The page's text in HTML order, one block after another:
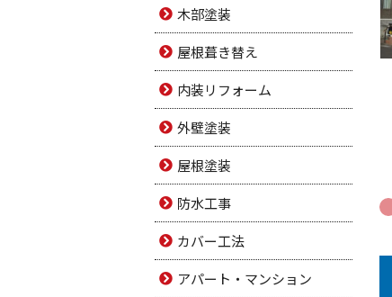
木部塗装
屋根葺き替え
内装リフォーム
外壁塗装
屋根塗装
防水工事
カバー工法
アパート・マンション